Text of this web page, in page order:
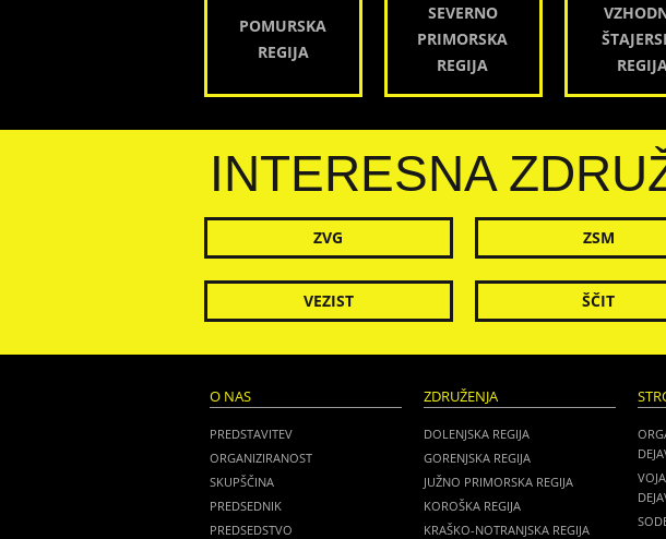
POMURSKA
REGIJA
SEVERNO
PRIMORSKA
REGIJA
REGIJA
INTERESNA
ZVG ZSM
VEZIST ŠČIT
O NAS
PREDSTAVITEV
ORGANIZIRANOST
SKUPŠČINA
PREDSEDNIK
PREDSEDSTVO
ZDRUŽENJA
DOLENJSKA REGIJA
GORENJSKA REGIJA
JUŽNO PRIMORSKA REGIJA
KOROŠKA REGIJA
KRAŠKO-NOTRANJSKA REGIJA